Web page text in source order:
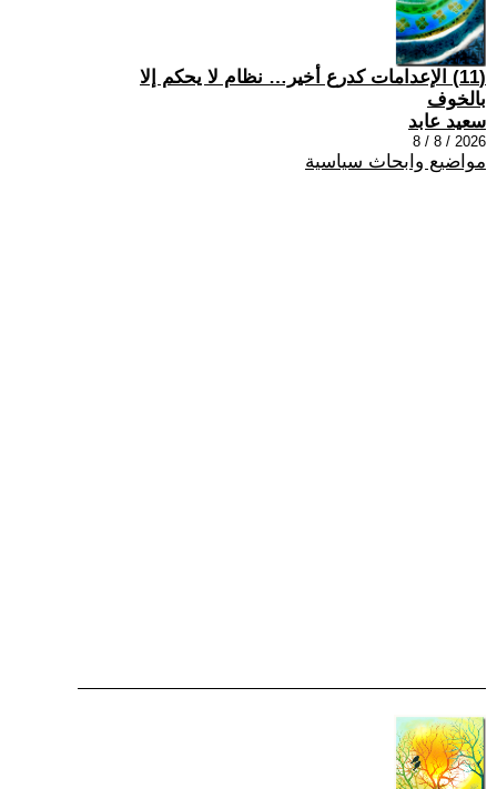
(11) الإعدامات كدرع أخير… نظام لا يحكم إلا
بالخوف
سعيد عابد
2026 / 8 / 8
مواضيع وابحاث سياسية